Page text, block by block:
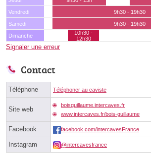
Vendredi
9h30 - 19h30
Samedi
9h30 - 19h30
Dimanche
10h30 -
12h30
Signaler une erreur
Contact
Téléphone Téléphoner au caviste
Site web
boisguillaume.intercaves.fr
www.intercaves.fr/bois-guillaume
Facebook facebook.com/intercavesFrance
Instagram @intercavesfrance